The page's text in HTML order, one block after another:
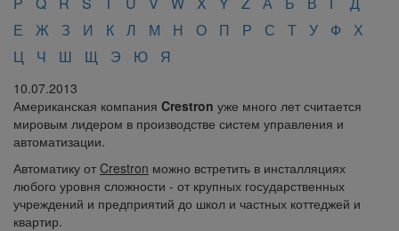
Е
Ж З И К Л М Н О П Р С Т У Ф
Х
Ц
Ч Ш Щ Э Ю Я
10.07.2013
Американская компания Crestron уже много лет считается
мировым лидером в производстве систем управления и
автоматизации.
Автоматику от Crestron можно встретить в инсталляциях
любого уровня сложности - от крупных государственных
учреждений и предприятий до школ и частных коттеджей и
квартир.